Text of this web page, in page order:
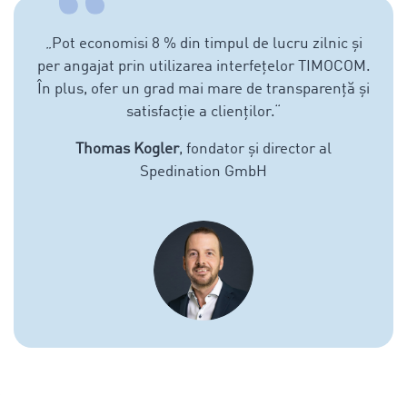
„ Pot economisi 8 % din timpul de lucru zilnic și
per angajat prin utilizarea interfețelor TIMOCOM.
În plus, ofer un grad mai mare de transparență și
satisfacție a clienților.
Thomas Kogler, fondator și director al
Spedination GmbH